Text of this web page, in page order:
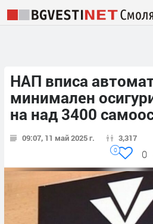
НАП вписа
минимален
на над 3400
09:07, 11 май 2025 г. 3,317
0
0